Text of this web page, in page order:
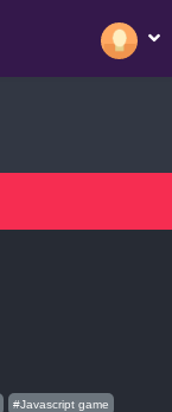
#Javascript game